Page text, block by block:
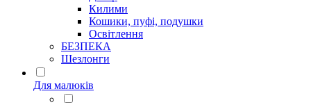
Килими
Кошики, пуфі, подушки
Освітлення
БЕЗПЕКА
Шезлонги
Для малюків